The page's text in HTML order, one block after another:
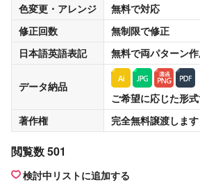
色変更・アレンジ
無料で対応
修正回数
無制限で修正
日本語英語表記
無料で両パターン
データ納品
ご希望に応じた形
著作権
完全無料譲渡します
閲覧数 501
検討中リストに追加する